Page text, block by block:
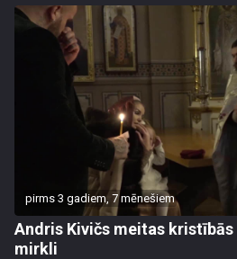
pirms 3 gadiem, 7 mēnešiem
Andris Kivičs meitas
mirkli